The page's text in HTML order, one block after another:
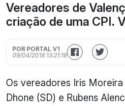
Vereadores de
criação de uma CPI.
POR PORTAL V1
09/04/2018 13:21:18
Os vereadores Iris
Dhone (SD) e Rubens